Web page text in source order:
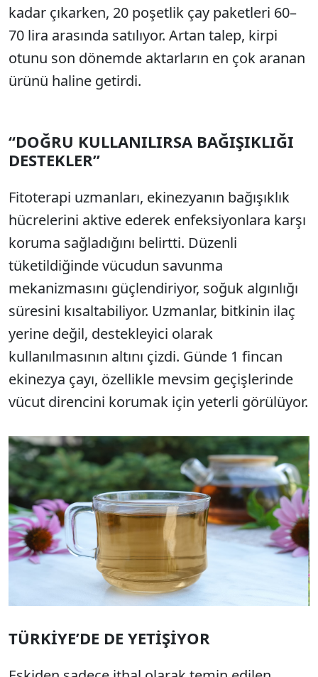
kadar çıkarken, 20 poşetlik çay paketleri 60–
70 lira arasında satılıyor. Artan talep, kirpi
otunu son dönemde aktarların en çok aranan
ürünü haline getirdi.
“DOĞRU KULLANILIRSA BAĞIŞIKLIĞI
DESTEKLER”
Fitoterapi uzmanları, ekinezyanın bağışıklık
hücrelerini aktive ederek enfeksiyonlara karşı
koruma sağladığını belirtti. Düzenli
tüketildiğinde vücudun savunma
mekanizmasını güçlendiriyor, soğuk algınlığı
süresini kısaltabiliyor. Uzmanlar, bitkinin ilaç
yerine değil, destekleyici olarak
kullanılmasının altını çizdi. Günde 1 fincan
ekinezya çayı, özellikle mevsim geçişlerinde
vücut direncini korumak için yeterli görülüyor.
TÜRKİYE’DE DE YETİŞİYOR